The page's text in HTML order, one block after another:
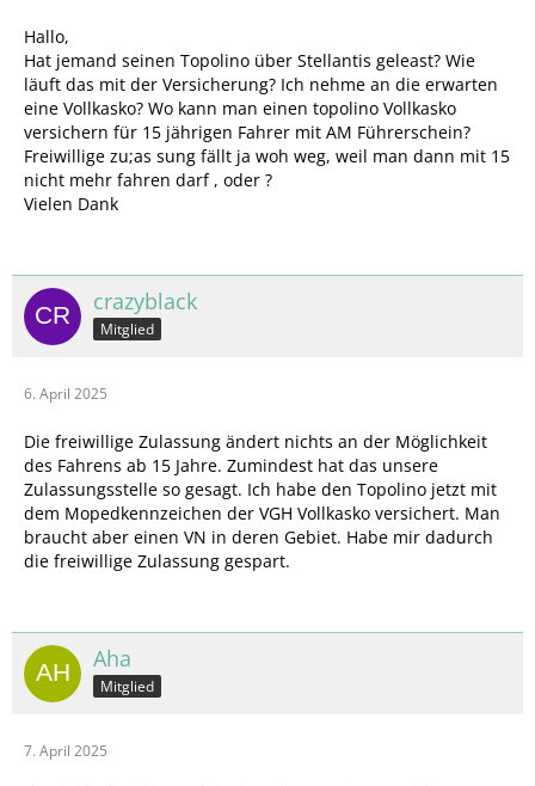
Hallo,
Hat jemand seinen Topolino über Stellantis geleast? Wie
läuft das mit der Versicherung? Ich nehme an die erwarten
eine Vollkasko? Wo kann man einen topolino Vollkasko
versichern für 15 jährigen Fahrer mit AM Führerschein?
Freiwillige zu;as sung fällt ja woh weg, weil man dann mit 15
nicht mehr fahren darf , oder ?
Vielen Dank
crazyblack
Mitglied
6. April 2025
Die freiwillige Zulassung ändert nichts an der Möglichkeit
des Fahrens ab 15 Jahre. Zumindest hat das unsere
Zulassungsstelle so gesagt. Ich habe den Topolino jetzt mit
dem Mopedkennzeichen der VGH Vollkasko versichert. Man
braucht aber einen VN in deren Gebiet. Habe mir dadurch
die freiwillige Zulassung gespart.
Aha
Mitglied
7. April 2025